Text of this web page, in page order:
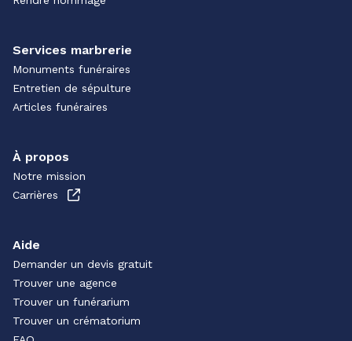
Services marbrerie
Monuments funéraires
Entretien de sépulture
Articles funéraires
À propos
Notre mission
Carrières
Aide
Demander un devis gratuit
Trouver une agence
Trouver un funérarium
Trouver un crématorium